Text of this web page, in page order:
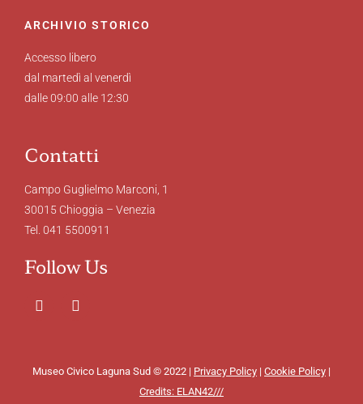
ARCHIVIO STORICO
Accesso libero
dal martedì al venerdì
dalle 09:00 alle 12:30
Contatti
Campo Guglielmo Marconi, 1
30015 Chioggia – Venezia
Tel. 041 5500911
Follow Us
Museo Civico Laguna Sud © 2022 | Privacy Policy | Cookie Policy |
Credits: ELAN42///